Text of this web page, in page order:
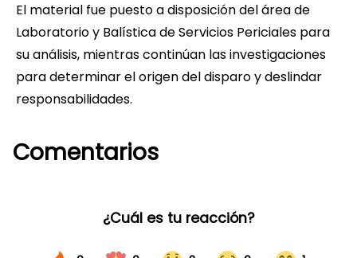
El material fue puesto a disposición del área de
Laboratorio y Balística de Servicios Periciales para
su análisis, mientras continúan las investigaciones
para determinar el origen del disparo y deslindar
responsabilidades.
Comentarios